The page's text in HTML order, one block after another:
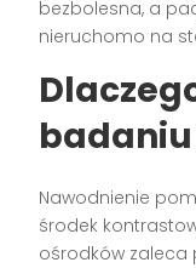
bezbolesna, a
nieruchomo na
badaniu
Nawodnienie
środek
ośrodków zaleca